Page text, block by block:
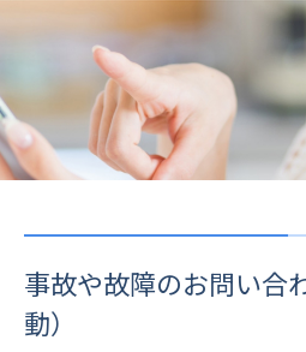
事故や故障のお問い合
動）